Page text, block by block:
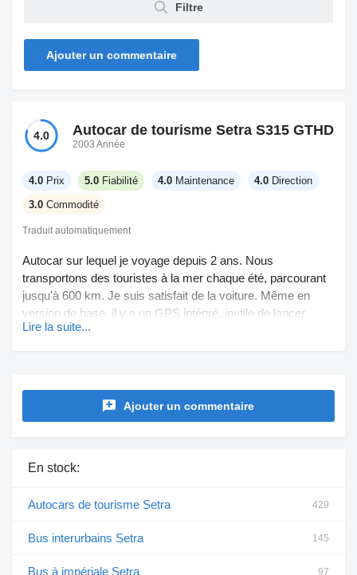
Filtre
Ajouter un commentaire
4.0 Autocar de tourisme Setra S315 GTHD
2003 Année
4.0 Prix 5.0 Fiabilité 4.0 Maintenance 4.0 Direction
3.0 Commodité
Traduit automatiquement
Autocar sur lequel je voyage depuis 2 ans. Nous
transportons des touristes à la mer chaque été, parcourant
jusqu'à 600 km. Je suis satisfait de la voiture. Même en
version de base, il y a un GPS intégré, inutile de lancer
Google Maps sur le téléphone. Il y a aussi des rétroviseurs
reproduit. Il y a de petits défauts dans la suspension - il
manque de douceur. Ce n'est pas surprenant, puisque nos
Lire la suite...
Ajouter un commentaire
En stock:
Autocars de tourisme Setra 429
Bus interurbains Setra 145
Bus à impériale Setra 97